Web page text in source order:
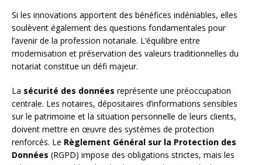
Si les innovations apportent des bénéfices indéniables, elles
soulèvent également des questions fondamentales pour
l’avenir de la profession notariale. L’équilibre entre
modernisation et préservation des valeurs traditionnelles du
notariat constitue un défi majeur.
La sécurité des données représente une préoccupation
centrale. Les notaires, dépositaires d’informations sensibles
sur le patrimoine et la situation personnelle de leurs clients,
doivent mettre en œuvre des systèmes de protection
renforcés. Le Règlement Général sur la Protection des
Données (RGPD) impose des obligations strictes, mais les